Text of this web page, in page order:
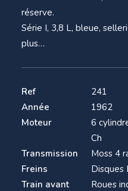
réserve.
Série I, 3,8 L, bleue,
plus…
Ref
241
Année
1962
Moteur
6
Ch
Transmission
Moss 4
Freins
Disques
Train avant
Roues